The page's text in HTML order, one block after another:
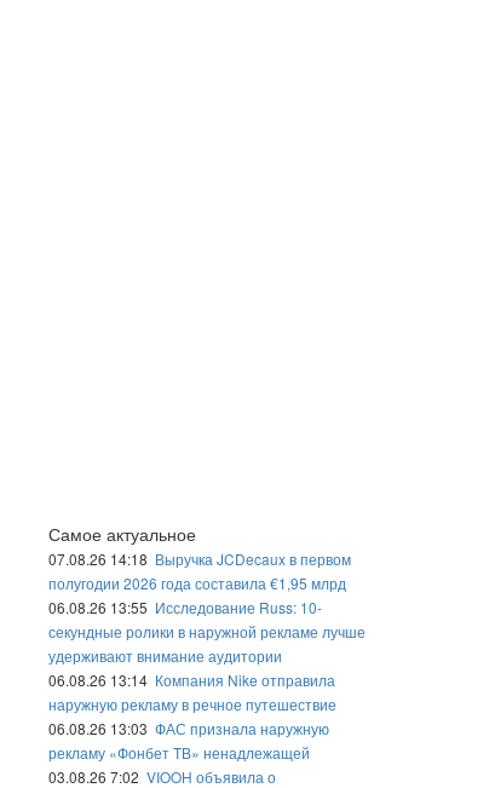
Самое актуальное
07.08.26 14:18 Выручка JCDecaux в первом
полугодии 2026 года составила €1,95 млрд
06.08.26 13:55 Исследование Russ: 10-
секундные ролики в наружной рекламе лучше
удерживают внимание аудитории
06.08.26 13:14 Компания Nike отправила
наружную рекламу в речное путешествие
06.08.26 13:03 ФАС признала наружную
рекламу «Фонбет ТВ» ненадлежащей
03.08.26 7:02 VIOOH объявила о